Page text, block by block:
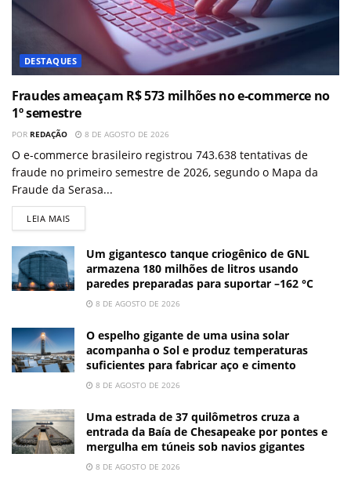
DESTAQUES
Fraudes ameaçam R$ 573 milhões no e-commerce no
1º semestre
POR REDAÇÃO 8 DE AGOSTO DE 2026
O e-commerce brasileiro registrou 743.638 tentativas de
fraude no primeiro semestre de 2026, segundo o Mapa da
Fraude da Serasa...
LEIA MAIS
Um gigantesco tanque criogênico de GNL
armazena 180 milhões de litros usando
paredes preparadas para suportar –162 °C
8 DE AGOSTO DE 2026
O espelho gigante de uma usina solar
acompanha o Sol e produz temperaturas
suficientes para fabricar aço e cimento
8 DE AGOSTO DE 2026
Uma estrada de 37 quilômetros cruza a
entrada da Baía de Chesapeake por pontes e
mergulha em túneis sob navios gigantes
8 DE AGOSTO DE 2026